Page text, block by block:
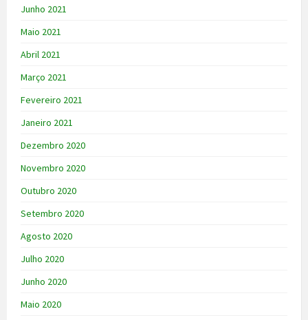
Junho 2021
Maio 2021
Abril 2021
Março 2021
Fevereiro 2021
Janeiro 2021
Dezembro 2020
Novembro 2020
Outubro 2020
Setembro 2020
Agosto 2020
Julho 2020
Junho 2020
Maio 2020